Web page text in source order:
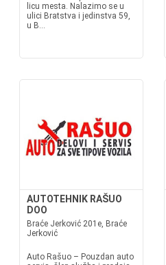
licu mesta. Nalazimo se u
ulici Bratstva i jedinstva 59,
u B...
AUTOTEHNIK RAŠUO
DOO
Braće Jerković 201e, Braće
Jerković
Auto Rašuo – Pouzdan auto